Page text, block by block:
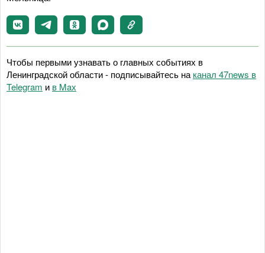
Чтобы первыми узнавать о главных событиях в
Ленинградской области - подписывайтесь на канал 47news в
Telegram и в Maх